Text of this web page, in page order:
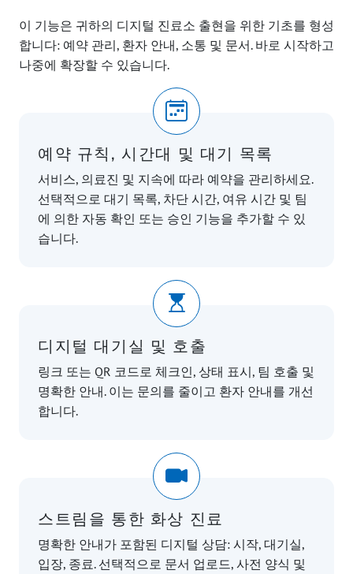
이 기능은 귀하의 디지털 진료소 출현을 위한 기초를 형성
합니다: 예약 관리, 환자 안내, 소통 및 문서. 바로 시작하고
나중에 확장할 수 있습니다.
예약 규칙, 시간대 및 대기 목록
서비스, 의료진 및 지속에 따라 예약을 관리하세요.
선택적으로 대기 목록, 차단 시간, 여유 시간 및 팀
에 의한 자동 확인 또는 승인 기능을 추가할 수 있
습니다.
디지털 대기실 및 호출
링크 또는 QR 코드로 체크인, 상태 표시, 팀 호출 및
명확한 안내. 이는 문의를 줄이고 환자 안내를 개선
합니다.
스트림을 통한 화상 진료
명확한 안내가 포함된 디지털 상담: 시작, 대기실,
입장, 종료. 선택적으로 문서 업로드, 사전 양식 및